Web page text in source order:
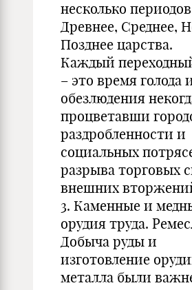
несколько
Древнее, Среднее,
Позднее царства.
Каждый
– это время голода
обезлюдения
процветавши
раздробленности и
социальных
разрыва торговых
внешних
3. Каменные и
орудия труда.
Добыча руды и
изготовление
металла были